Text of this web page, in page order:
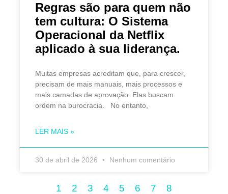
Regras são para quem não
tem cultura: O Sistema
Operacional da Netflix
aplicado à sua liderança.
Muitas empresas acreditam que, para crescer,
precisam de mais manuais, mais processos e
mais camadas de aprovação. Elas buscam
ordem na burocracia. No entanto,
LER MAIS »
30 de abril de 2026 Nenhum comentário
1 2 3 4 5 6 7 8